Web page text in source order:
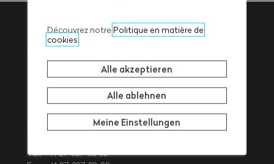
Walliser
Baumeisterverband
Tel. +41 27 327 32 32
Découvrez notre Politique en matière de
cookies
Alle akzeptieren
Alle ablehnen
Meine Einstellungen